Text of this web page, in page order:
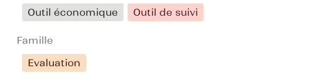
Outil économique
Outil de suivi
Famille
Evaluation